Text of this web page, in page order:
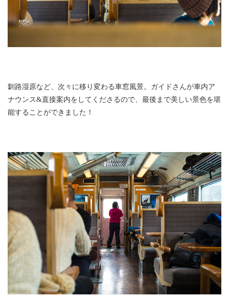
釧路湿原など、次々に移り変わる車窓風景。ガイドさんが車内ア
ナウンス&直接案内をしてくださるので、最後まで美しい景色を堪
能することができました！